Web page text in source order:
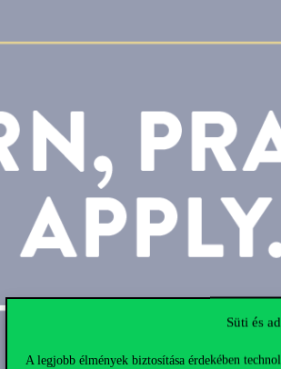
Süti és
A legjobb élmények biztosítása érdekében